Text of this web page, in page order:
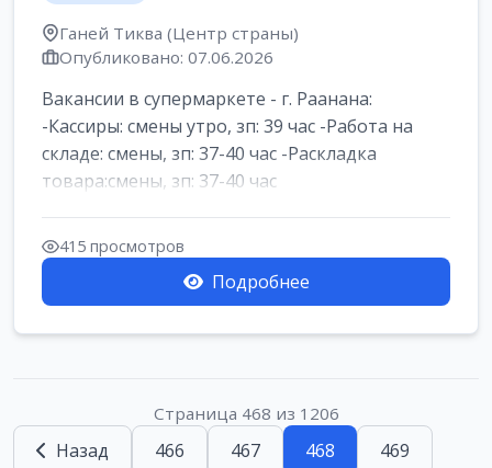
Ганей Тиква (Центр страны)
Опубликовано: 07.06.2026
Вакансии в супермаркете - г. Раанана:
-Кассиры: смены утро, зп: 39 час -Работа на
складе: смены, зп: 37-40 час -Раскладка
товара:смены, зп: 37-40 час
415 просмотров
Подробнее
Страница 468 из 1206
Назад 466 467 468 469